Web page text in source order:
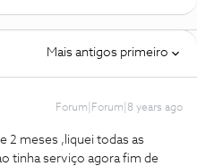
Mais antigos primeiro
Forum|Forum|8 years ago
2 meses ,liquei todas as
tinha serviço agora fim de